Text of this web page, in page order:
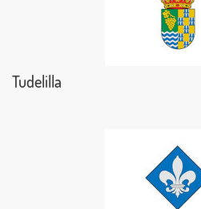
Tudelilla